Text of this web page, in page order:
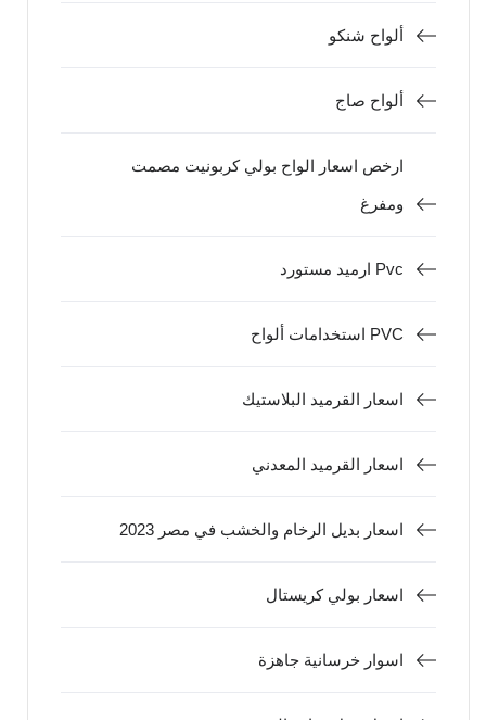
ألواح شنكو
ألواح صاج
ارخص اسعار الواح بولي كربونيت مصمت
ومفرغ
ارميد مستورد Pvc
استخدامات ألواح PVC
اسعار القرميد البلاستيك
اسعار القرميد المعدني
اسعار بديل الرخام والخشب في مصر 2023
اسعار بولي كريستال
اسوار خرسانية جاهزة